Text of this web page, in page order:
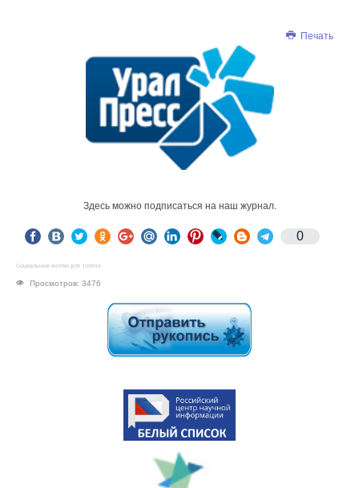
Печать
Здесь можно подписаться на наш журнал.
0
Социальные кнопки для Joomla
Просмотров: 3476